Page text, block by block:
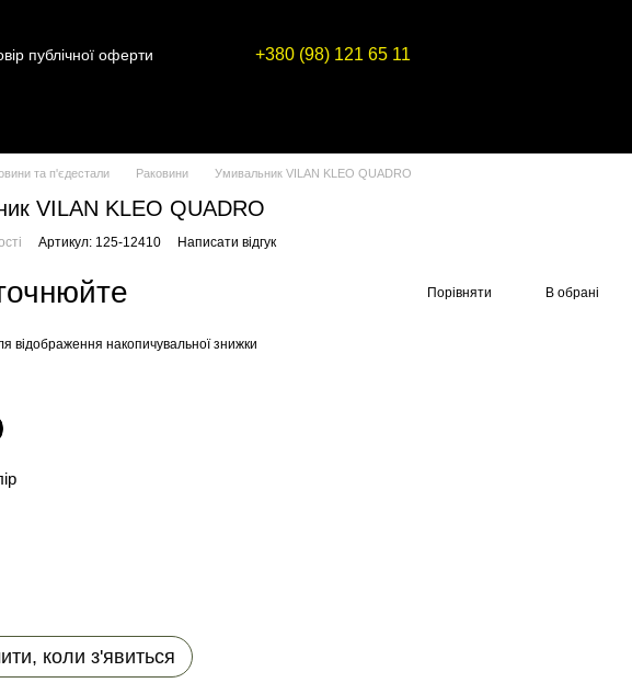
публічної оферти +380 (98) 121 65 11
та п'єдестали Раковини Умивальник VILAN KLEO QUADRO
VILAN KLEO QUADRO
Артикул: 125-12410 Написати відгук
Порівняти В обрані
відображення накопичувальної знижки
коли з'явиться